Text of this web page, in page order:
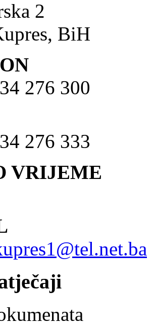
2
BiH
276 300
276 333
VRIJEME